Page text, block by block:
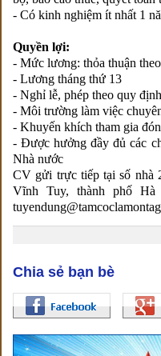
- Có kinh nghiệm ít nhất 1
Quyền lợi:
- Mức lương: thỏa thuận
- Lương tháng thứ 13
- Nghỉ lễ, phép theo quy
- Môi trường làm việc
- Khuyến khích tham gia
- Được hưởng đầy đủ các
Nhà nước
CV gửi trực tiếp tại số nhà
Vĩnh Tuy, thành phố
Chia sẻ bạn bè